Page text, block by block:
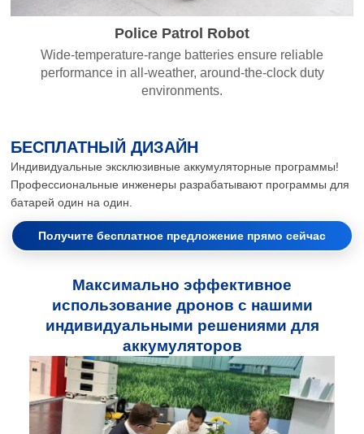
Police Patrol Robot
Wide-temperature-range batteries ensure reliable
performance in all-weather, around-the-clock duty
environments.
БЕСПЛАТНЫЙ ДИЗАЙН
Индивидуальные эксклюзивные аккумуляторные программы!
Профессиональные инженеры разрабатывают программы для
батарей один на один.
Получите бесплатное предложение прямо сейчас
Максимально эффективное
использование дронов с нашими
индивидуальными решениями для
аккумуляторов